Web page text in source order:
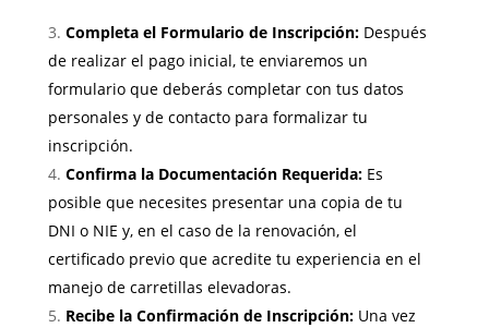
Completa el Formulario de Inscripción:Después
de realizar el pago inicial, te enviaremos un
formulario que deberás completar con tus datos
personales y de contacto para formalizar tu
inscripción.
Confirma la Documentación Requerida:Es
posible que necesites presentar una copia de tu
DNI o NIE y, en el caso de la renovación, el
certificado previo que acredite tu experiencia en el
manejo de carretillas elevadoras.
Recibe la Confirmación de Inscripción:Una vez